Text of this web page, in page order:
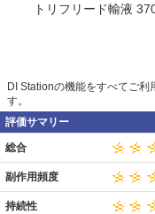
トリフリード輸液
DI Stationの機能をすべてご利
す。
評価サマリー
総合
副作用頻度
持続性